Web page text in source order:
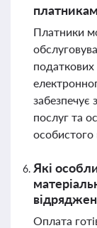
Платники
податкових
забезпечує
послуг та
особистого
Які
Оплата